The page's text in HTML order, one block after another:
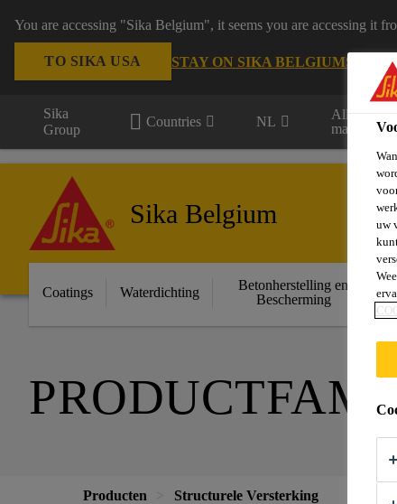
You are accessing "Sika Belgium", it seems you are accessing it
TO SIKA USA STAY ON SIKA BELGIUM
Sika
Group
Countries NL
Alle
markten
Sika Belgium
Coatings Waterdichting
Betonherstelling en
Bescherming
Producten Structurele Versterking
uw